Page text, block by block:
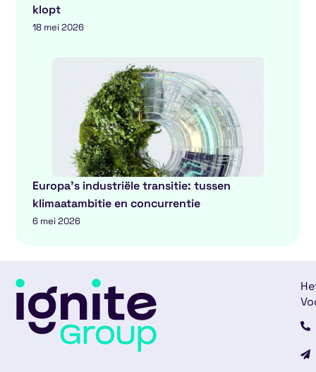
klopt
18 mei 2026
Europa’s industriële transitie: tussen
klimaatambitie en concurrentie
6 mei 2026